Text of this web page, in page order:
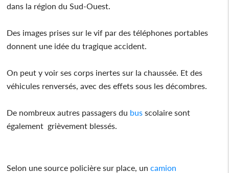
dans la région du Sud-Ouest.
Des images prises sur le vif par des téléphones portables
donnent une idée du tragique accident.
On peut y voir ses corps inertes sur la chaussée. Et des
véhicules renversés, avec des effets sous les décombres.
De nombreux autres passagers du bus scolaire sont
également grièvement blessés.
Selon une source policière sur place, un camion